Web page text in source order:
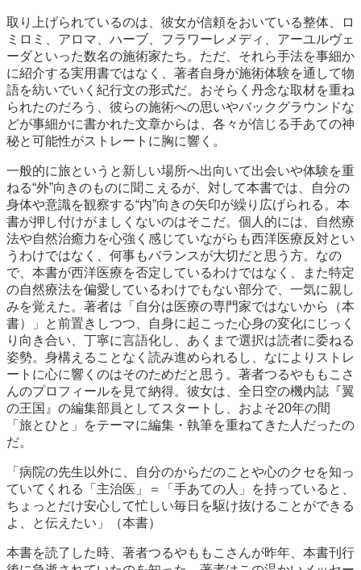
取り上げられているのは、彼女が信頼をおいている整体、ロ
ミロミ、アロマ、ハーブ、フラワーレメディ、アーユルヴェ
ーダといった数名の施術家たち。ただ、それら手法を事細か
に紹介する実用書ではなく、著者自身が施術体験を通して物
語を紡いでいく紀行文の形式だ。おそらく丹念な取材を重ね
られたのだろう、彼らの施術への思いやバックグラウンドな
どが事細かに書かれた文章からは、各々が信じる手あての神
秘と可能性がストレートに胸に響く。
一般的に旅というと新しい場所へ出向いて出会いや体験を重
ねる“外”向きのものに聞こえるが、対して本書では、自分の
身体や意識を観察する“内”向きの矢印が繰り広げられる。本
書が押し付けがましくないのはそこだ。個人的には、自然療
法や自然治癒力を心強く感じていながらも西洋医療反対とい
うわけではなく、何事もバランスが大切だと思う方。なの
で、本書が西洋医療を否定しているわけではなく、また特定
の自然療法を偏愛しているわけでもない部分で、一気に親し
みを覚えた。著者は「自分は医療の専門家ではないから（本
書）」と前置きしつつ、自身に起こった心身の変化にじっく
り向き合い、丁寧に言語化し、あくまで選択は読者に委ねる
姿勢。身構えることなく読み進められるし、なによりストレ
ートに心に響くのはそのためだと思う。著者つるやももこさ
んのプロフィールを見て納得。彼女は、全日空の機内誌『翼
の王国』の編集部員としてスタートし、およそ20年の間
「旅とひと」をテーマに編集・執筆を重ねてきた人だったの
だ。
「病院の先生以外に、自分のからだのことや心のクセを知っ
ていてくれる「主治医」＝「手あての人」を持っていると、
ちょっとだけ安心して忙しい毎日を駆け抜けることができる
よ、と伝えたい」（本書）
本書を読了した時、著者つるやももこさんが昨年、本書刊行